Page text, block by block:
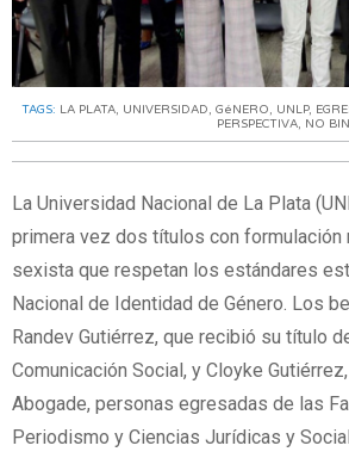
TAGS: LA PLATA, UNIVERSIDAD, GéNERO, UNLP,
PERSPECTIVA, NO
La Universidad Nacional de La Plata
primera vez dos títulos con formulación
sexista que respetan los estándares
Nacional de Identidad de Género. Los
Randev Gutiérrez, que recibió su título
Comunicación Social, y Cloyke
Abogade, personas egresadas de las
Periodismo y Ciencias Jurídicas y